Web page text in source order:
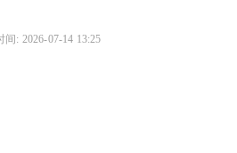
间: 2026-07-14 13:25